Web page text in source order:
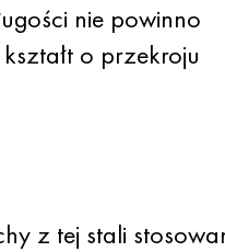
nie powinno
o przekroju
z tej stali